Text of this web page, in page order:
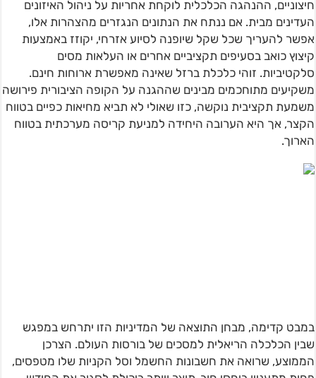
חיצוניים, ההנהגה הכלכלית לוקחת אחריות על ניהול האיזונים
העדינים מבית. אם ננתח את הנתונים הנגזרים מהצהרות אלו,
אפשר להעריך שכל שקל שיופנה לסיוע אזרחי, יקוזז באמצעות
קיצוץ כואב בסעיפים תקציביים אחרים או העלאות מסים
סלקטיביות. זוהי כלכלת ברזל שאינה מאפשרת ארוחות חינם.
משקיעים מתוחכמים מבינים שההגנה על הקופה הציבורית פירושה
משמעת תקציבית נוקשה, כזו שאולי לא תביא מחיאות כפיים בטווח
הקצר, אך היא הערובה היחידה למניעת קריסה מערכתית בטווח
הארוך.
במבט קדימה, מבחן התוצאה של המדיניות הזו יתרחש במפגש
שבין הכלכלה הריאלית למסכים של בורסות העולם. הצרכן
הממוצע, שרואה את חשבונות החשמל וסל הקניות שלו מטפסים,